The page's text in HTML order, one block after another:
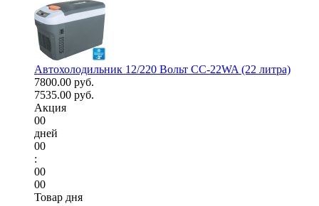
Автохолодильник 12/220 Вольт CC-22WA (22 литра)
7800.00 руб.
7535.00 руб.
Акция
00
дней
00
:
00
00
Товар дня